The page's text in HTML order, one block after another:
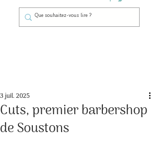
Cuts, premier barbershop
de Soustons
3 juil. 2025